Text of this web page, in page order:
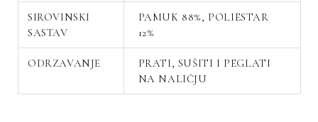
SIROVINSKI
SASTAV
PAMUK 88%, POLIESTAR
12%
ODRZAVANJE
PRATI, SUŠITI I PEGLATI
NA NALIČJU